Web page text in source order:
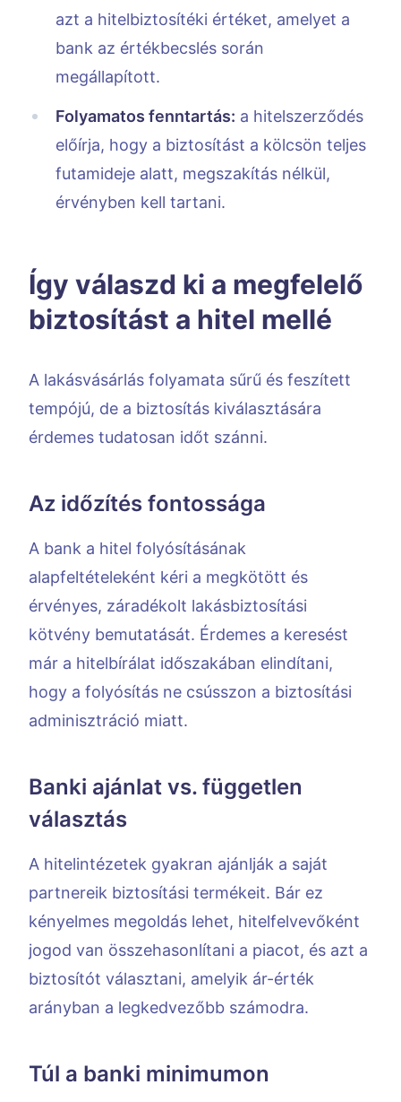
azt a hitelbiztosítéki értéket, amelyet a
bank az értékbecslés során
megállapított.
Folyamatos fenntartás: a hitelszerződés
előírja, hogy a biztosítást a kölcsön teljes
futamideje alatt, megszakítás nélkül,
érvényben kell tartani.
Így válaszd ki a megfelelő
biztosítást a hitel mellé
A lakásvásárlás folyamata sűrű és feszített
tempójú, de a biztosítás kiválasztására
érdemes tudatosan időt szánni.
Az időzítés fontossága
A bank a hitel folyósításának
alapfeltételeként kéri a megkötött és
érvényes, záradékolt lakásbiztosítási
kötvény bemutatását. Érdemes a keresést
már a hitelbírálat időszakában elindítani,
hogy a folyósítás ne csússzon a biztosítási
adminisztráció miatt.
Banki ajánlat vs. független
választás
A hitelintézetek gyakran ajánlják a saját
partnereik biztosítási termékeit. Bár ez
kényelmes megoldás lehet, hitelfelvevőként
jogod van összehasonlítani a piacot, és azt a
biztosítót választani, amelyik ár-érték
arányban a legkedvezőbb számodra.
Túl a banki minimumon